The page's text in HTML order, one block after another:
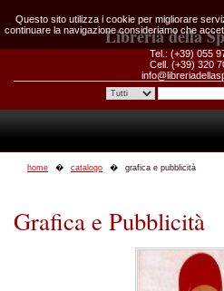
Libreria della
Tel.: (+39) 055
Cell. (+39) 320
home catalogo grafica e pubblicità
Grafica e Pubblicità
Questo sito utilizza i cookie per migliorare
continuare la navigazione consideriamo che